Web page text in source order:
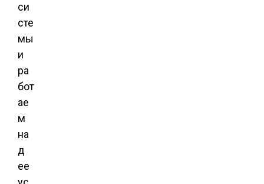
си
сте
мы
и
ра
бот
ае
м
на
д
ее